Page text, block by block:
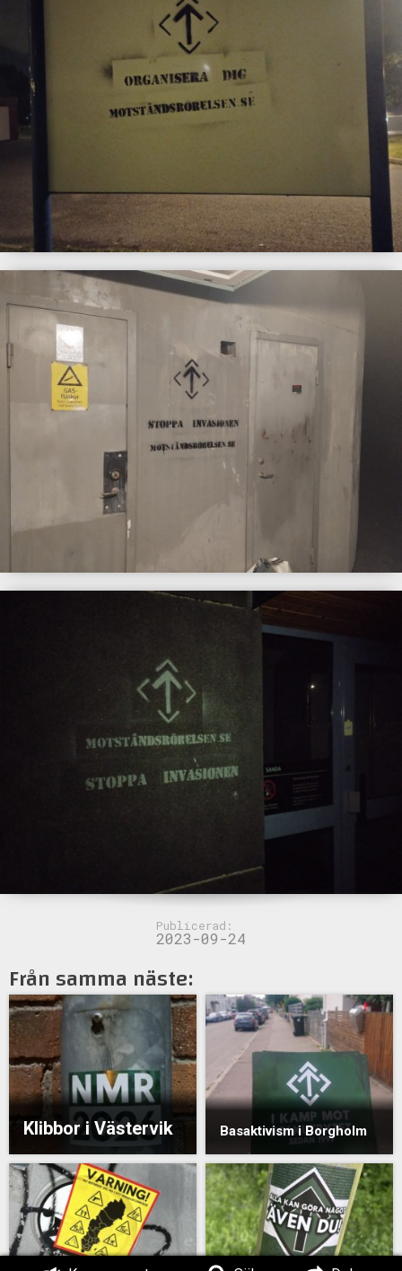
Publicerad:
2023-09-24
Från samma näste:
Klibbor i Västervik Basaktivism i Borgholm